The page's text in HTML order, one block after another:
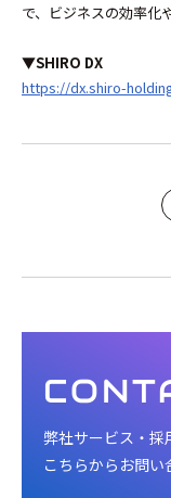
で、ビジネスの効率化
▼SHIRO DX
https://dx.shiro-
弊社サービス・採
こちらからお問い